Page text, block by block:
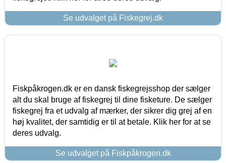
Se udvalget på Fiskegrej.dk
Fiskpåkrogen.dk er en dansk fiskegrejsshop der sælger
alt du skal bruge af fiskegrej til dine fisketure. De sælger
fiskegrej fra et udvalg af mærker, der sikrer dig grej af en
høj kvalitet, der samtidig er til at betale. Klik her for at se
deres udvalg.
Se udvalget på Fiskpåkrogen.dk